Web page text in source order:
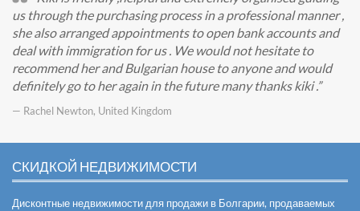
us through the purchasing process in a professional manner ,
she also arranged appointments to open bank accounts and
deal with immigration for us . We would not hesitate to
recommend her and Bulgarian house to anyone and would
definitely go to her again in the future many thanks kiki .
— Rachel Newton, United Kingdom
СКИДКОЙ НЕДВИЖИМОСТИ
Дисконтные недвижимости для продажи в Болгарии, продаваемых